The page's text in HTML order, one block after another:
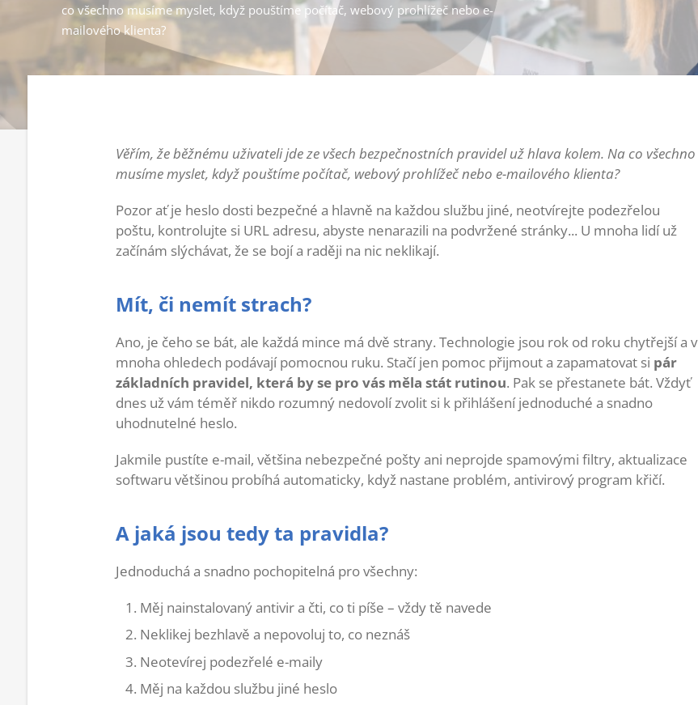
co všechno musíme myslet, když pouštíme počítač, webový prohlížeč nebo e-
mailového klienta?
Věřím, že běžnému uživateli jde ze všech bezpečnostních pravidel už hlava kolem. Na co všechno
musíme myslet, když pouštíme počítač, webový prohlížeč nebo e-mailového klienta?
Pozor ať je heslo dosti bezpečné a hlavně na každou službu jiné, neotvírejte podezřelou
poštu, kontrolujte si URL adresu, abyste nenarazili na podvržené stránky... U mnoha lidí už
začínám slýchávat, že se bojí a raději na nic neklikají.
Mít, či nemít strach?
Ano, je čeho se bát, ale každá mince má dvě strany. Technologie jsou rok od roku chytřejší a v
mnoha ohledech podávají pomocnou ruku. Stačí jen pomoc přijmout a zapamatovat si pár
základních pravidel, která by se pro vás měla stát rutinou. Pak se přestanete bát. Vždyť
dnes už vám téměř nikdo rozumný nedovolí zvolit si k přihlášení jednoduché a snadno
uhodnutelné heslo.
Jakmile pustíte e-mail, většina nebezpečné pošty ani neprojde spamovými filtry, aktualizace
softwaru většinou probíhá automaticky, když nastane problém, antivirový program křičí.
A jaká jsou tedy ta pravidla?
Jednoduchá a snadno pochopitelná pro všechny:
Měj nainstalovaný antivir a čti, co ti píše – vždy tě navede
Neklikej bezhlavě a nepovoluj to, co neznáš
Neotevírej podezřelé e-maily
Měj na každou službu jiné heslo